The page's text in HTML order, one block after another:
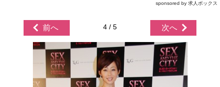
sponsored by 求人ボックス
前へ 4 / 5 次へ